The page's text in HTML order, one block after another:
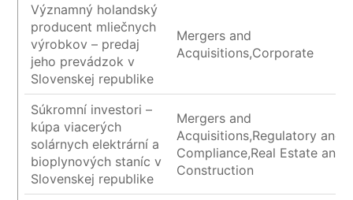
Významný holandský
producent mliečnych
výrobkov – predaj
jeho prevádzok v
Slovenskej republike
Mergers and
Acquisitions,Corporate
Súkromní investori –
kúpa viacerých
solárnych elektrární a
bioplynových staníc v
Slovenskej republike
Mergers and
Acquisitions,Regulatory and
Compliance,Real Estate and
Construction